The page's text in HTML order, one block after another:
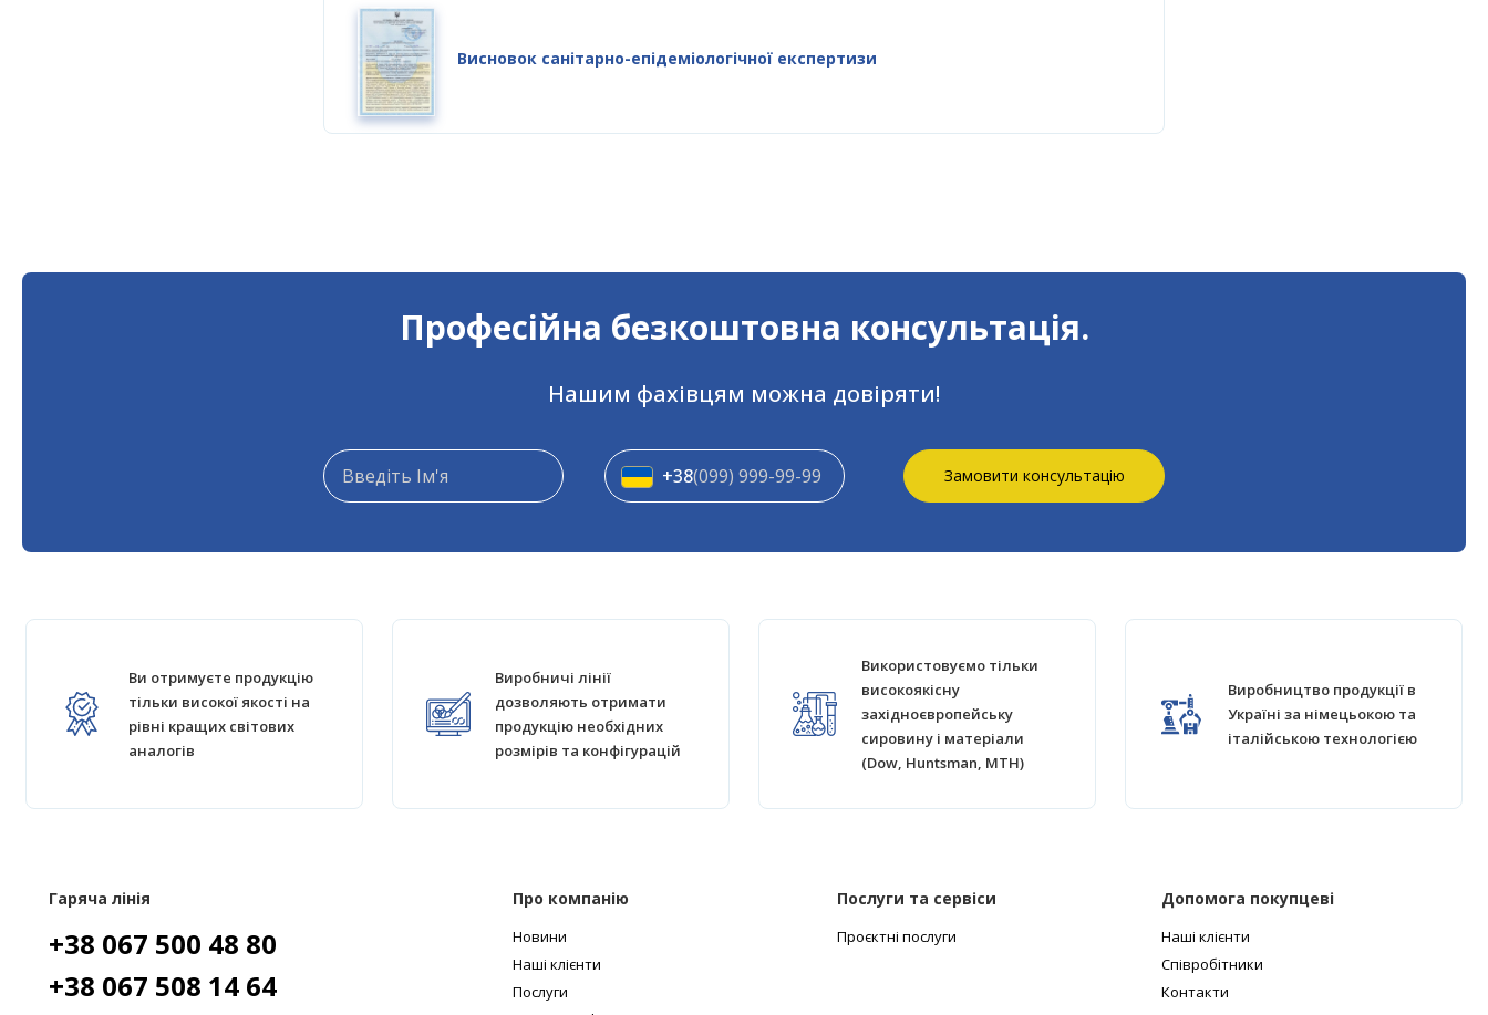
Висновок санітарно-епідеміологічної експертизи
Професійна безкоштовна консультація.
Нашим фахівцям можна довіряти!
+38(099) 999-99-99 Замовити консультацію
Ви отримуєте продукцію
тільки високої якості на
рівні кращих світових
аналогів
Виробничі лінії
дозволяють отримати
продукцію необхідних
розмірів та конфігурацій
Використовуємо тільки
високоякісну
західноєвропейську
сировину і матеріали
(Dow, Huntsman, MTH)
Виробництво продукції в
Україні за німецьокою та
італійською технологією
Гаряча лінія
+38 067 500 48 80
+38 067 508 14 64
Про компанію
Новини
Наші клієнти
Послуги
Послуги та сервіси
Проєктні послуги
Допомога покупцеві
Наші клієнти
Співробітники
Контакти